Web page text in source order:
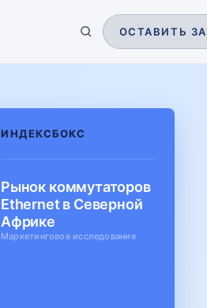
ОСТАВИТЬ
ИНДЕКСБОКС
Рынок коммутаторов
Ethernet в Северной
Африке
Маркетинговое исследование